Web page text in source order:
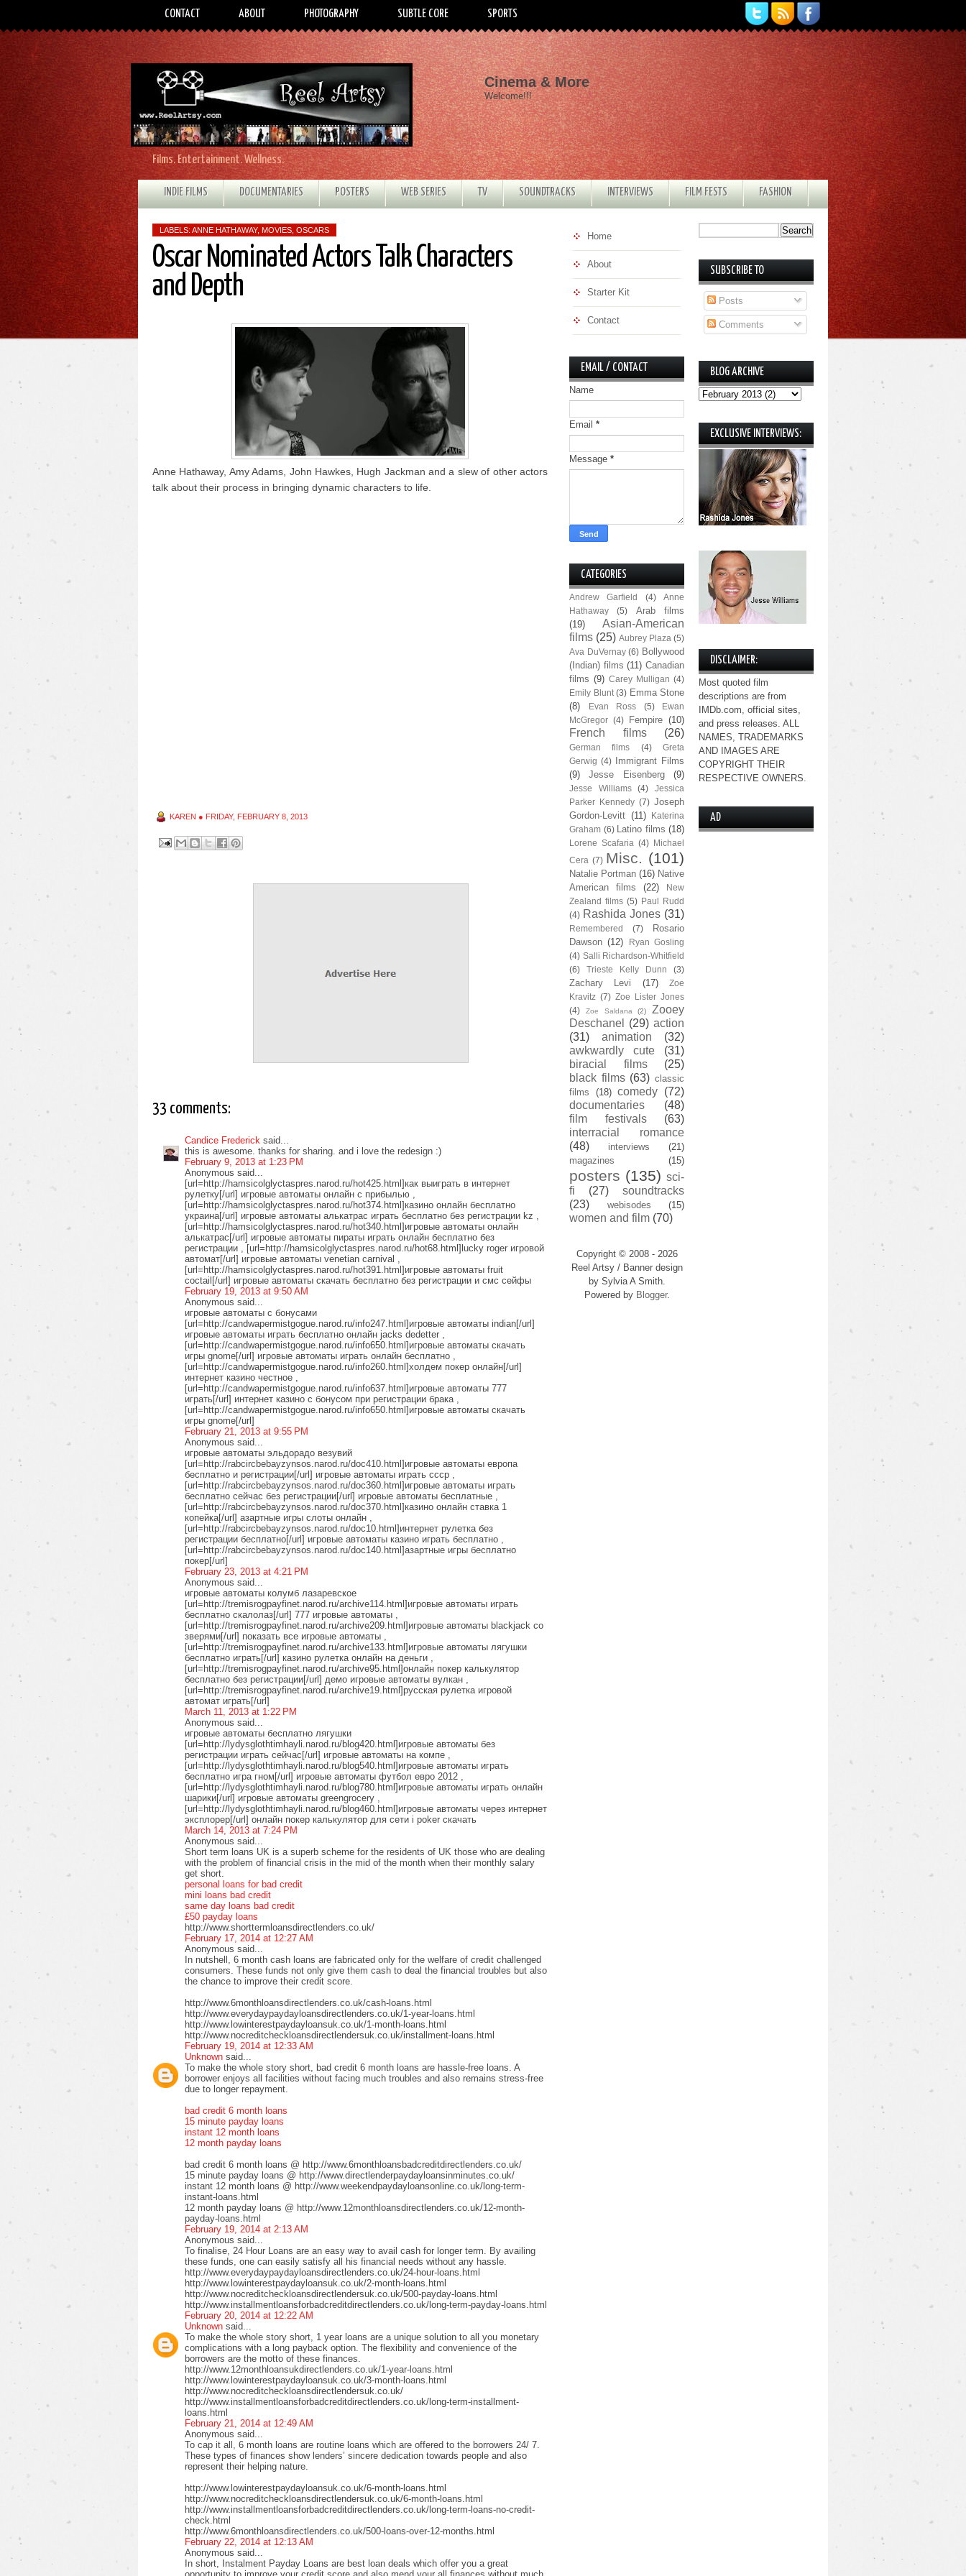
CONTACT ABOUT PHOTOGRAPHY SUBTLE CORE SPORTS
Films. Entertainment. Wellness.
Cinema & More
Welcome!!!
INDIE FILMS DOCUMENTARIES POSTERS WEB SERIES TV SOUNDTRACKS INTERVIEWS FILM FESTS FASHION
LABELS: ANNE HATHAWAY, MOVIES OSCARS
Oscar Nominated Actors Talk Characters
and Depth
Anne Hathaway, Amy Adams, John Hawkes, Hugh Jackman and a slew of other actors
talk about their process in bringing dynamic characters to life.
KAREN ● FRIDAY, FEBRUARY 8, 2013
33 comments:
Candice Frederick said...
this is awesome. thanks for sharing. and i love the redesign :)
February 9, 2013 at 1:23 PM
Anonymous said...
[url=http://hamsicolglyctaspres.narod.ru/hot425.html]как выиграть в интернет
рулетку[/url] игровые автоматы онлайн с прибылью ,
[url=http://hamsicolglyctaspres.narod.ru/hot374.html]казино онлайн бесплатно
украина[/url] игровые автоматы алькатрас играть бесплатно без регистрации kz ,
[url=http://hamsicolglyctaspres.narod.ru/hot340.html]игровые автоматы онлайн
алькатрас[/url] игровые автоматы пираты играть онлайн бесплатно без
регистрации , [url=http://hamsicolglyctaspres.narod.ru/hot68.html]lucky roger игровой
автомат[/url] игровые автоматы venetian carnival ,
[url=http://hamsicolglyctaspres.narod.ru/hot391.html]игровые автоматы fruit
coctail[/url] игровые автоматы скачать бесплатно без регистрации и смс сейфы
February 19, 2013 at 9:50 AM
Anonymous said...
игровые автоматы с бонусами
[url=http://candwapermistgogue.narod.ru/info247.html]игровые автоматы indian[/url]
игровые автоматы играть бесплатно онлайн jacks dedetter ,
[url=http://candwapermistgogue.narod.ru/info650.html]игровые автоматы скачать
игры gnome[/url] игровые автоматы играть онлайн бесплатно ,
[url=http://candwapermistgogue.narod.ru/info260.html]холдем покер онлайн[/url]
интернет казино честное ,
[url=http://candwapermistgogue.narod.ru/info637.html]игровые автоматы 777
играть[/url] интернет казино с бонусом при регистрации брака ,
[url=http://candwapermistgogue.narod.ru/info650.html]игровые автоматы скачать
игры gnome[/url]
February 21, 2013 at 9:55 PM
Anonymous said...
игровые автоматы эльдорадо везувий
[url=http://rabcircbebayzynsos.narod.ru/doc410.html]игровые автоматы европа
бесплатно и регистрации[/url] игровые автоматы играть ссср ,
[url=http://rabcircbebayzynsos.narod.ru/doc360.html]игровые автоматы играть
бесплатно сейчас без регистрации[/url] игровые автоматы бесплатные ,
[url=http://rabcircbebayzynsos.narod.ru/doc370.html]казино онлайн ставка 1
копейка[/url] азартные игры слоты онлайн ,
[url=http://rabcircbebayzynsos.narod.ru/doc10.html]интернет рулетка без
регистрации бесплатно[/url] игровые автоматы казино играть бесплатно ,
[url=http://rabcircbebayzynsos.narod.ru/doc140.html]азартные игры бесплатно
покер[/url]
February 23, 2013 at 4:21 PM
Anonymous said...
игровые автоматы колумб лазаревское
[url=http://tremisrogpayfinet.narod.ru/archive114.html]игровые автоматы играть
бесплатно скалолаз[/url] 777 игровые автоматы ,
[url=http://tremisrogpayfinet.narod.ru/archive209.html]игровые автоматы blackjack со
зверями[/url] показать все игровые автоматы ,
[url=http://tremisrogpayfinet.narod.ru/archive133.html]игровые автоматы лягушки
бесплатно играть[/url] казино рулетка онлайн на деньги ,
[url=http://tremisrogpayfinet.narod.ru/archive95.html]онлайн покер калькулятор
бесплатно без регистрации[/url] демо игровые автоматы вулкан ,
[url=http://tremisrogpayfinet.narod.ru/archive19.html]русская рулетка игровой
автомат играть[/url]
March 11, 2013 at 1:22 PM
Anonymous said...
игровые автоматы бесплатно лягушки
[url=http://lydysglothtimhayli.narod.ru/blog420.html]игровые автоматы без
регистрации играть сейчас[/url] игровые автоматы на компе ,
[url=http://lydysglothtimhayli.narod.ru/blog540.html]игровые автоматы играть
бесплатно игра гном[/url] игровые автоматы футбол евро 2012 ,
[url=http://lydysglothtimhayli.narod.ru/blog780.html]игровые автоматы играть онлайн
шарики[/url] игровые автоматы greengrocery ,
[url=http://lydysglothtimhayli.narod.ru/blog460.html]игровые автоматы через интернет
эксплорер[/url] онлайн покер калькулятор для сети i poker скачать
March 14, 2013 at 7:24 PM
Anonymous said...
Short term loans UK is a superb scheme for the residents of UK those who are dealing
with the problem of financial crisis in the mid of the month when their monthly salary
get short.
personal loans for bad credit
mini loans bad credit
same day loans bad credit
£50 payday loans
http://www.shorttermloansdirectlenders.co.uk/
February 17, 2014 at 12:27 AM
Anonymous said...
In nutshell, 6 month cash loans are fabricated only for the welfare of credit challenged
consumers. These funds not only give them cash to deal the financial troubles but also
the chance to improve their credit score.
http://www.6monthloansdirectlenders.co.uk/cash-loans.html
http://www.everydaypaydayloansdirectlenders.co.uk/1-year-loans.html
http://www.lowinterestpaydayloansuk.co.uk/1-month-loans.html
http://www.nocreditcheckloansdirectlendersuk.co.uk/installment-loans.html
February 19, 2014 at 12:33 AM
Unknown said...
To make the whole story short, bad credit 6 month loans are hassle-free loans. A
borrower enjoys all facilities without facing much troubles and also remains stress-free
due to longer repayment.
bad credit 6 month loans
15 minute payday loans
instant 12 month loans
12 month payday loans
bad credit 6 month loans @ http://www.6monthloansbadcreditdirectlenders.co.uk/
15 minute payday loans @ http://www.directlenderpaydayloansinminutes.co.uk/
instant 12 month loans @ http://www.weekendpaydayloansonline.co.uk/long-term-
instant-loans.html
12 month payday loans @ http://www.12monthloansdirectlenders.co.uk/12-month-
payday-loans.html
February 19, 2014 at 2:13 AM
Anonymous said...
To finalise, 24 Hour Loans are an easy way to avail cash for longer term. By availing
these funds, one can easily satisfy all his financial needs without any hassle.
http://www.everydaypaydayloansdirectlenders.co.uk/24-hour-loans.html
http://www.lowinterestpaydayloansuk.co.uk/2-month-loans.html
http://www.nocreditcheckloansdirectlendersuk.co.uk/500-payday-loans.html
http://www.installmentloansforbadcreditdirectlenders.co.uk/long-term-payday-loans.html
February 20, 2014 at 12:22 AM
Unknown said...
To make the whole story short, 1 year loans are a unique solution to all you monetary
complications with a long payback option. The flexibility and convenience of the
borrowers are the motto of these finances.
http://www.12monthloansukdirectlenders.co.uk/1-year-loans.html
http://www.lowinterestpaydayloansuk.co.uk/3-month-loans.html
http://www.nocreditcheckloansdirectlendersuk.co.uk/
http://www.installmentloansforbadcreditdirectlenders.co.uk/long-term-installment-
loans.html
February 21, 2014 at 12:49 AM
Anonymous said...
To cap it all, 6 month loans are routine loans which are offered to the borrowers 24/ 7.
These types of finances show lenders’ sincere dedication towards people and also
represent their helping nature.
http://www.lowinterestpaydayloansuk.co.uk/6-month-loans.html
http://www.nocreditcheckloansdirectlendersuk.co.uk/6-month-loans.html
http://www.installmentloansforbadcreditdirectlenders.co.uk/long-term-loans-no-credit-
check.html
http://www.6monthloansdirectlenders.co.uk/500-loans-over-12-months.html
February 22, 2014 at 12:13 AM
Anonymous said...
In short, Instalment Payday Loans are best loan deals which offer you a great
opportunity to improve your credit score and also mend your all finances without much
Home
About
Starter Kit
Contact
EMAIL / CONTACT
Name
Email *
Message *
CATEGORIES
Andrew Garfield (4)
Anne
Hathaway
(5)
Arab films
(19)
Asian-American
films (25) Aubrey Plaza (5)
Ava DuVernay (6) Bollywood
(Indian) films (11) Canadian
films (9) Carey Mulligan (4)
Emily Blunt (3) Emma Stone
(8)
Evan Ross (5)
Ewan
McGregor (4) Fempire (10)
French films (26)
German films (4)
Greta
Gerwig (4)
Immigrant Films
(9)
Jesse Eisenberg (9)
Jesse Williams (4)
Jessica
Parker Kennedy (7) Joseph
Gordon-Levitt (11)
Katerina
Graham (6) Latino films (18)
Lorene Scafaria (4) Michael
Cera (7) Misc. (101)
Natalie Portman (16) Native
American films
(22)
New
Zealand films (5) Paul Rudd
(4) Rashida Jones (31)
Remembered (7)
Rosario
Dawson (12)
Ryan Gosling
(4) Salli Richardson-Whitfield
(6)
Trieste Kelly Dunn (3)
Zachary Levi (17)
Zoe
Kravitz (7) Zoe Lister Jones
(4)
Zoe Saldana (2)
Zooey
Deschanel
(29) action
(31)
animation
(32)
awkwardly cute
(31)
biracial films
(25)
black films (63) classic
films
(18) comedy (72)
documentaries
(48)
film festivals
(63)
interracial romance
(48)
interviews
(21)
magazines
(15)
posters (135) sci-
fi
(27)
soundtracks
(23)
webisodes (15)
women and film (70)
Copyright © 2008 - 2026
Reel Artsy / Banner design
by Sylvia A Smith.
Powered by Blogger.
SUBSCRIBE TO
Posts
Comments
BLOG ARCHIVE
EXCLUSIVE INTERVIEWS:
DISCLAIMER:
Most quoted film
descriptions are from
IMDb.com, official sites,
and press releases. ALL
NAMES, TRADEMARKS
AND IMAGES ARE
COPYRIGHT THEIR
RESPECTIVE OWNERS.
AD